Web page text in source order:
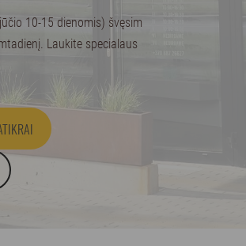
10-15 dienomis) švęsim
Laukite specialaus